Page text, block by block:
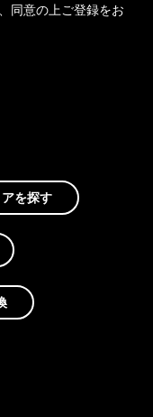
同意の上ご登録をお
を探す